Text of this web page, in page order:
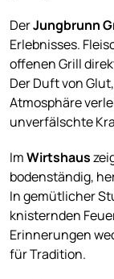
DerJungbrunn
Erlebnisses.
offenen Grill
Der Duft von
Atmosphäre
unverfälschte
ImWirtshaus
bodenständig,
In gemütlicher
knisternden
Erinnerungen
für Tradition.